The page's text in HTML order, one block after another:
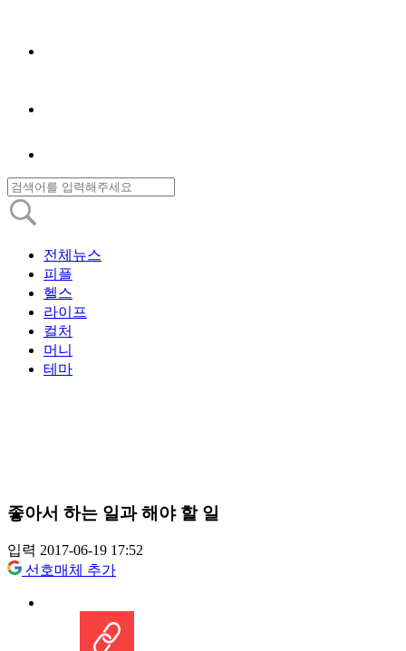
전체뉴스
피플
헬스
라이프
컬처
머니
테마
좋아서 하는 일과 해야 할 일
입력 2017-06-19 17:52
선호매체 추가